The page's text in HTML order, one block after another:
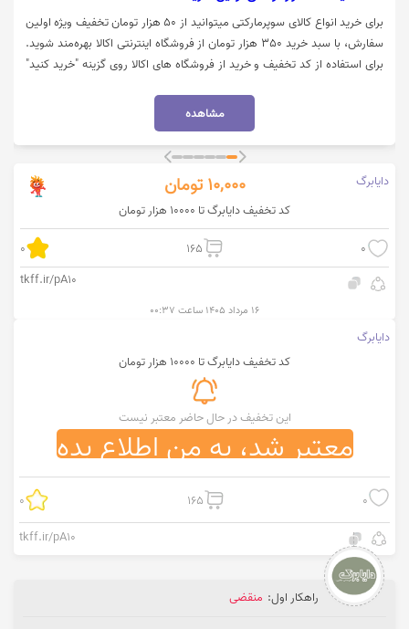
برای خرید انواع کالای سوپرمارکتی میتوانید از 50 هزار تومان تخفیف ویژه اولین
سفارش، با سبد خرید 350 هزار تومان از فروشگاه اینترنتی اکالا بهره‌مند شوید.
برای استفاده از کد تخفیف و خرید از فروشگاه های اکالا روی گزینه "خرید کنید"
مشاهده
دایابرگ 10,000 تومان
کد تخفیف دایابرگ تا 10000 هزار تومان
0
165
0
tkff.ir/pA10
۱۶ مرداد ۱۴۰۵ ساعت ۰۰:۳۷
دایابرگ
کد تخفیف دایابرگ تا 10000 هزار تومان
این تخفیف در حال حاضر معتبر نیست
معتبر شد، به من اطلاع بده
0
165
0
tkff.ir/pA10
راهکار اول: منقضی